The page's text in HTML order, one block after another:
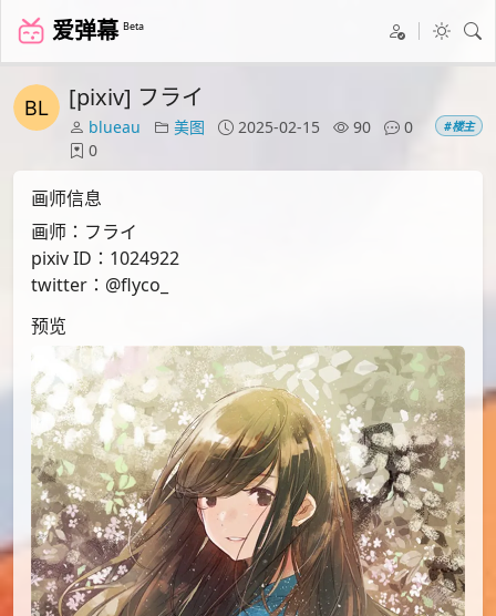
爱弹幕 Beta
[pixiv] フライ
blueau 美图 2025-02-15 90
0
0
#楼主
画师信息
画师：フライ
pixiv ID：1024922
twitter：@flyco_
预览